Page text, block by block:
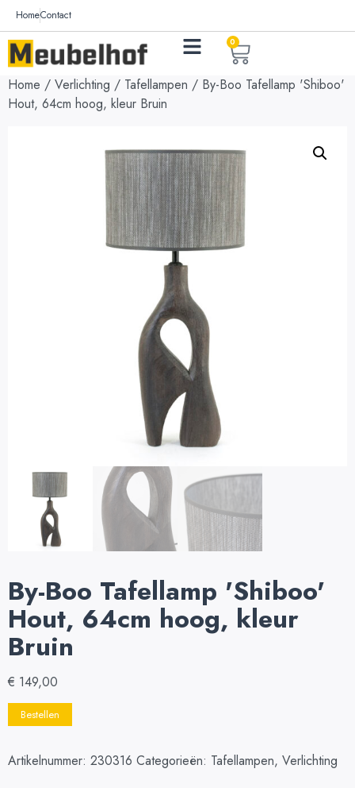
HomeContact
0
Home / Verlichting / Tafellampen / By-Boo Tafellamp 'Shiboo'
Hout, 64cm hoog, kleur Bruin
By-Boo Tafellamp 'Shiboo'
Hout, 64cm hoog, kleur
Bruin
€ 149,00
Bestellen
Artikelnummer: 230316 Categorieën: Tafellampen, Verlichting